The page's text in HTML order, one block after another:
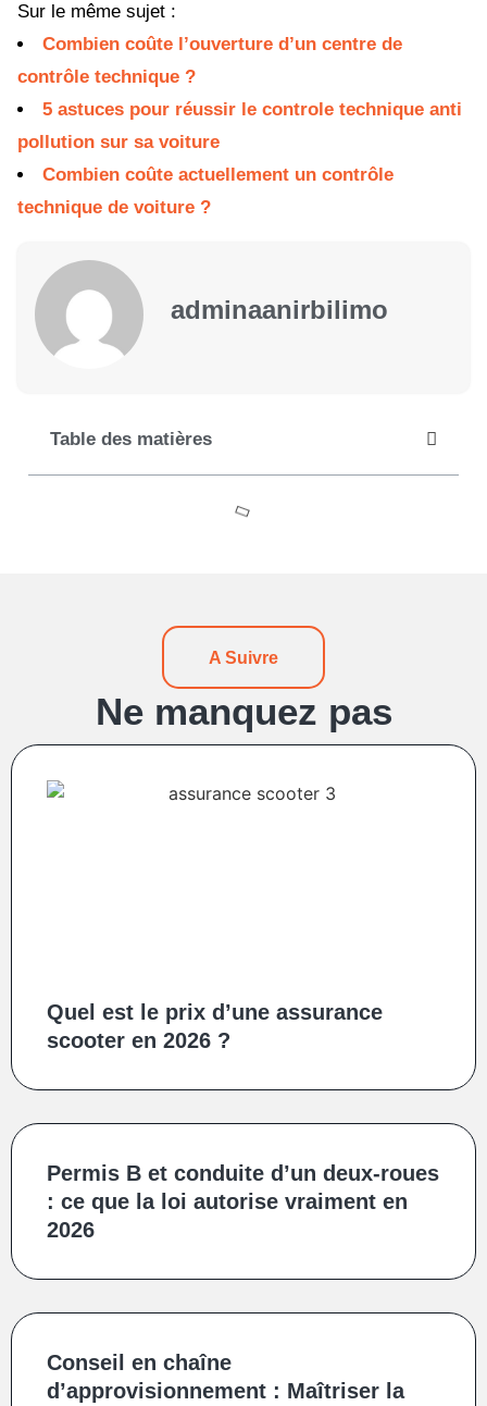
Sur le même sujet :
Combien coûte l’ouverture d’un centre de
contrôle technique ?
5 astuces pour réussir le controle technique anti
pollution sur sa voiture
Combien coûte actuellement un contrôle
technique de voiture ?
adminaanirbilimo
Table des matières
A Suivre
Ne manquez pas
Quel est le prix d’une assurance
scooter en 2026 ?
Permis B et conduite d’un deux‑roues
: ce que la loi autorise vraiment en
2026
Conseil en chaîne
d’approvisionnement : Maîtriser la